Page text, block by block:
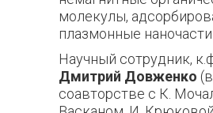
молекулы,
плазмонные
Научный сотрудник,
Дмитрий Довженко (в
соавторстве с К.